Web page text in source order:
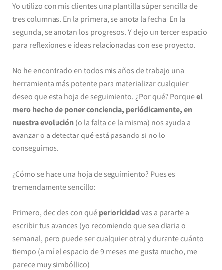
Yo utilizo con mis clientes una plantilla súper sencilla de
tres columnas. En la primera, se anota la fecha. En la
segunda, se anotan los progresos. Y dejo un tercer espacio
para reflexiones e ideas relacionadas con ese proyecto.
No he encontrado en todos mis años de trabajo una
herramienta más potente para materializar cualquier
deseo que esta hoja de seguimiento. ¿Por qué? Porqueel
mero hecho de poner conciencia, periódicamente, en
nuestra evolución (o la falta de la misma) nos ayuda a
avanzar o a detectar qué está pasando si no lo
conseguimos.
¿Cómo se hace una hoja de seguimiento? Pues es
tremendamente sencillo:
Primero, decides con qué perioricidad vas a pararte a
escribir tus avances (yo recomiendo que sea diaria o
semanal, pero puede ser cualquier otra) y durante cuánto
tiempo (a mí el espacio de 9 meses me gusta mucho, me
parece muy simbóllico)